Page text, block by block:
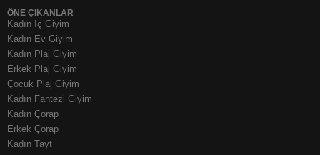
ÖNE ÇIKANLAR
Kadın İç Giyim
Kadın Ev Giyim
Kadın Plaj Giyim
Erkek Plaj Giyim
Çocuk Plaj Giyim
Kadın Fantezi Giyim
Kadın Çorap
Erkek Çorap
Kadın Tayt